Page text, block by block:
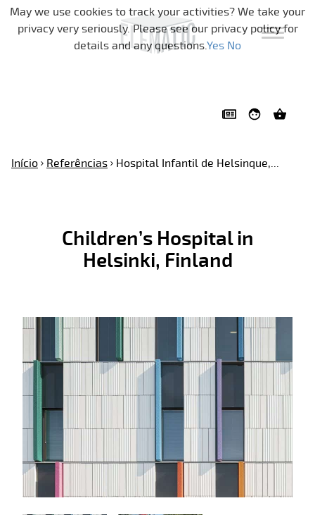
Pular a navegação
Início Referências Hospital Infantil de Helsinque,...
Children’s Hospital in
Helsinki, Finland
May we use cookies to track your activities? We take your
privacy very seriously. Please see our privacy policy for
details and any questions.Yes No